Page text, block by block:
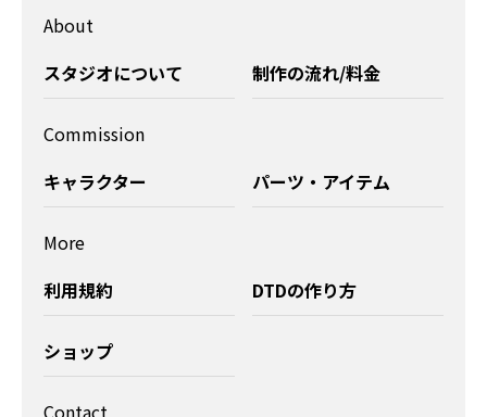
About
スタジオについて
制作の流れ/料金
Commission
キャラクター
パーツ・アイテム
More
利用規約
DTDの作り方
ショップ
Contact